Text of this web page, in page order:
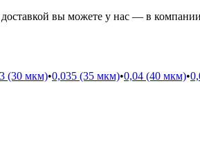
вы можете у нас — в
(30 мкм)•0,035 (35 мкм)•0,04 (40 мкм)•